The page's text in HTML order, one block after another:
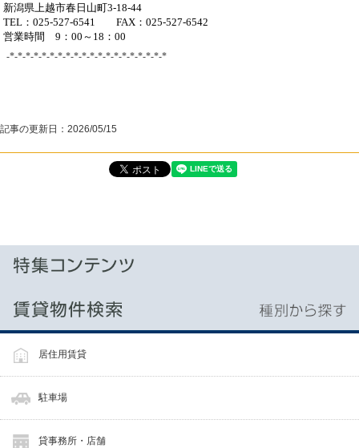
新潟県上越市春日山町3-18-44
TEL：025-527-6541 FAX：025-527-6542
営業時間 9：00～18：00
-*-*-*-*-*-*-*-*-*-*-*-*-*-*-*-*-*-*-*-*
記事の更新日： 2026/05/15
居住用賃貸
駐車場
貸事務所・店舗